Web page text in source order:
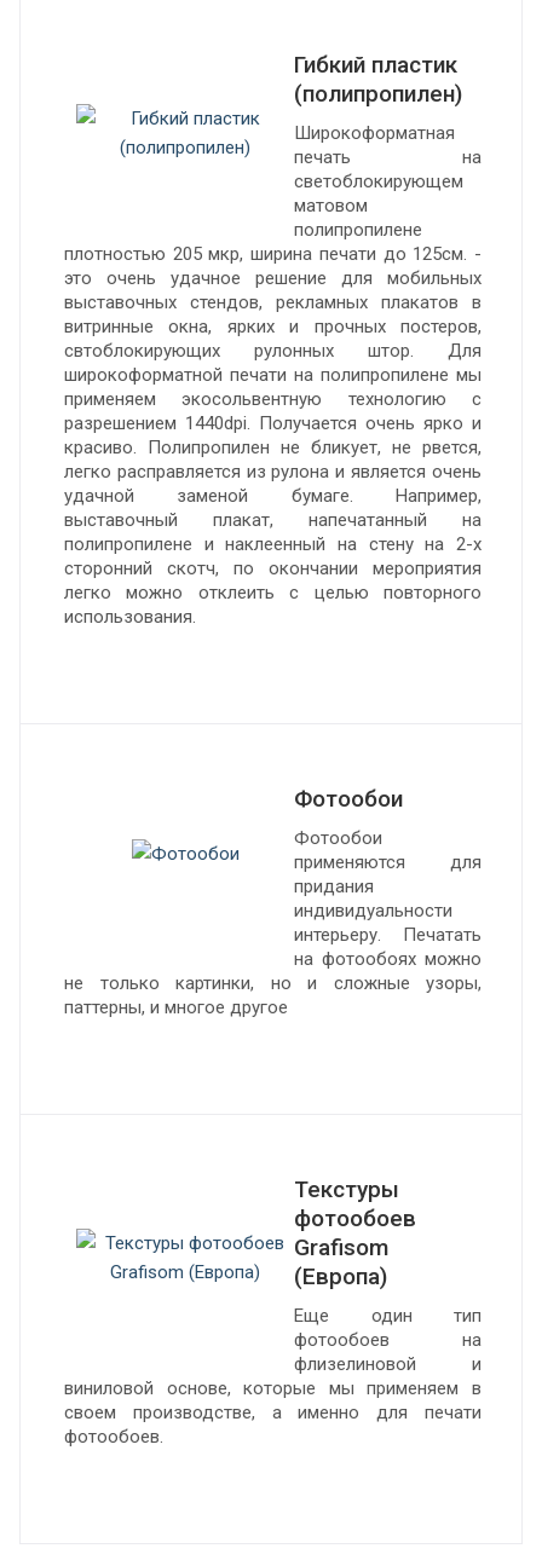
Гибкий пластик
(полипропилен)
Широкоформатная
печать на
светоблокирующем
матовом
полипропилене
плотностью 205 мкр, ширина печати до 125см. -
это очень удачное решение для мобильных
выставочных стендов, рекламных плакатов в
витринные окна, ярких и прочных постеров,
свтоблокирующих рулонных штор. Для
широкоформатной печати на полипропилене мы
применяем экосольвентную технологию с
разрешением 1440dpi. Получается очень ярко и
красиво. Полипропилен не бликует, не рвется,
легко расправляется из рулона и является очень
удачной заменой бумаге. Например,
выставочный плакат, напечатанный на
полипропилене и наклеенный на стену на 2-х
сторонний скотч, по окончании мероприятия
легко можно отклеить с целью повторного
использования.
Фотообои
Фотообои
применяются для
придания
индивидуальности
интерьеру. Печатать
на фотообоях можно
не только картинки, но и сложные узоры,
паттерны, и многое другое
Текстуры
фотообоев
Grafisom
(Европа)
Еще один тип
фотообоев на
флизелиновой и
виниловой основе, которые мы применяем в
своем производстве, а именно для печати
фотообоев.